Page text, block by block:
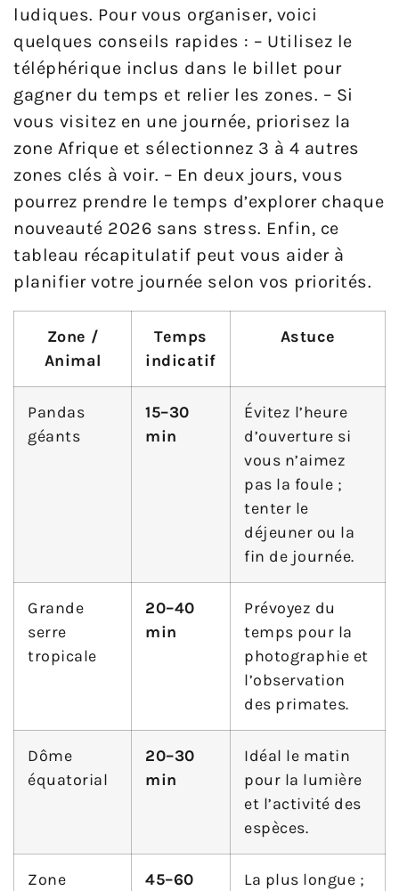
ludiques. Pour vous organiser, voici
quelques conseils rapides : – Utilisez le
téléphérique inclus dans le billet pour
gagner du temps et relier les zones. – Si
vous visitez en une journée, priorisez la
zone Afrique et sélectionnez 3 à 4 autres
zones clés à voir. – En deux jours, vous
pourrez prendre le temps d’explorer chaque
nouveauté 2026 sans stress. Enfin, ce
tableau récapitulatif peut vous aider à
planifier votre journée selon vos priorités.
Zone /
Animal
Temps
indicatif
Astuce
Pandas
géants
15–30
min
Évitez l’heure
d’ouverture si
vous n’aimez
pas la foule ;
tenter le
déjeuner ou la
fin de journée.
Grande
serre
tropicale
20–40
min
Prévoyez du
temps pour la
photographie et
l’observation
des primates.
Dôme
équatorial
20–30
min
Idéal le matin
pour la lumière
et l’activité des
espèces.
Zone
45–60
La plus longue ;